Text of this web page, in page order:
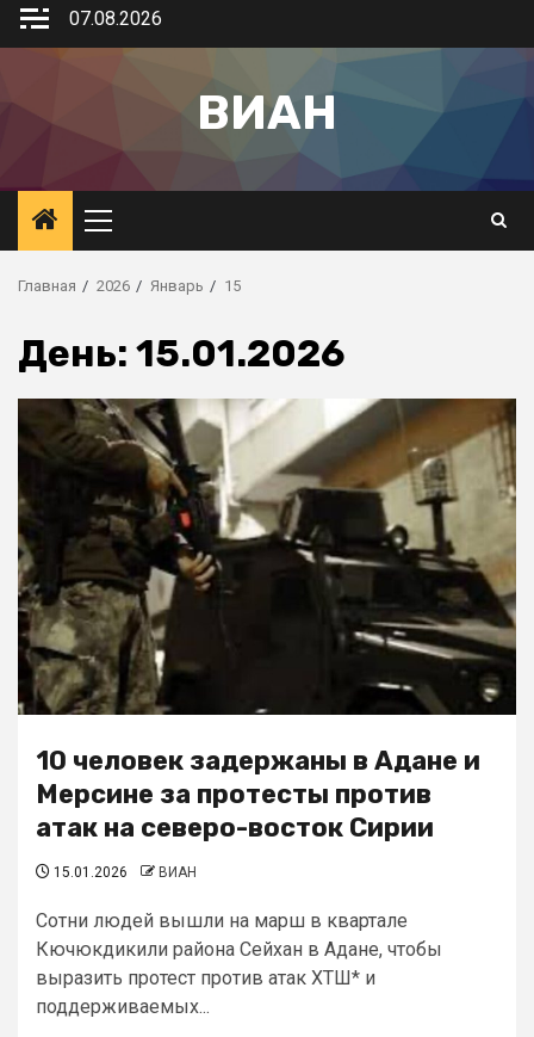
07.08.2026
ВИАН
Главная 2026 Январь 15
День: 15.01.2026
10 человек задержаны в Адане и
Мерсине за протесты против
атак на северо-восток Сирии
15.01.2026 ВИАН
Сотни людей вышли на марш в квартале
Кючюкдикили района Сейхан в Адане, чтобы
выразить протест против атак ХТШ* и
поддерживаемых...